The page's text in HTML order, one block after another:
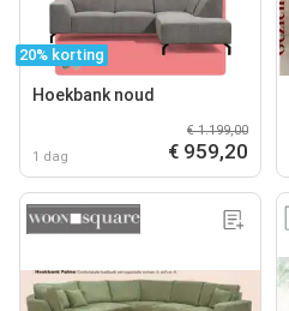
20% korting
Hoekbank noud
1 dag
€ 1.199,00
€ 959,20